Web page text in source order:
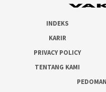
INDEKS
KARIR
PRIVACY POLICY
TENTANG KAMI